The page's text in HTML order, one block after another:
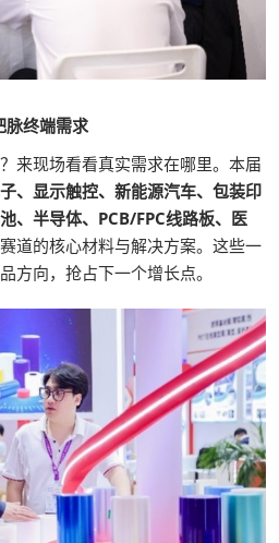
脉终端需求
来现场看看真实需求在哪里。本届
、显示触控、新能源汽车、包装印
、半导体、PCB/FPC线路板、医
道的核心材料与解决方案。这些一
方向，抢占下一个增长点。